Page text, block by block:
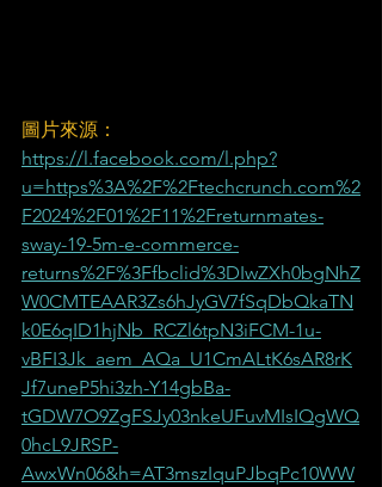
圖片來源：
https://l.facebook.com/l.php?
u=https%3A%2F%2Ftechcrunch.com%2
F2024%2F01%2F11%2Freturnmates-
sway-19-5m-e-commerce-
returns%2F%3Ffbclid%3DIwZXh0bgNhZ
W0CMTEAAR3Zs6hJyGV7fSqDbQkaTN
k0E6qID1hjNb_RCZl6tpN3iFCM-1u-
vBFI3Jk_aem_AQa_U1CmALtK6sAR8rK
Jf7uneP5hi3zh-Y14gbBa-
tGDW7O9ZgFSJy03nkeUFuvMIsIQgWQ
0hcL9JRSP-
AwxWn06&h=AT3mszIquPJbqPc10WW